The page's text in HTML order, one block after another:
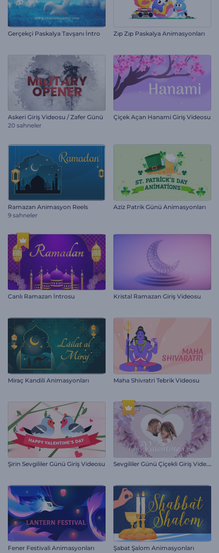
Gerçekçi Paskalya Tavşanı İntro Zıp Zıp Paskalya Animasyonları
Askeri Giriş Videosu / Zafer Günü
20 sahneler
Çiçek Açan Hanami Giriş Videosu
Ramazan Animasyon Reels
9 sahneler
Aziz Patrik Günü Animasyonları
Canlı Ramazan İntrosu Kristal Ramazan Giriş Videosu
Miraç Kandili Animasyonları Maha Shivratri Tebrik Videosu
Şirin Sevgililer Günü Giriş Videosu S
evgililer Günü Çiçekli Giriş Videosu
Fener Festivali Animasyonları Şabat Şalom Animasyonları